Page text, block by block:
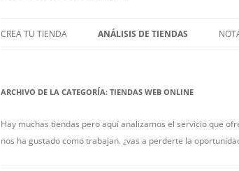
CREA TU TIENDA ANÁLISIS DE TIENDAS
ARCHIVO DE LA CATEGORÍA: TIENDAS WEB ONLINE
Hay muchas tiendas pero aquí analizamos el servicio que
nos ha gustado como trabajan. ¿vas a perderte la